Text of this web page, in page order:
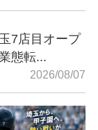
7店目オープ
態転...
2026/08/07